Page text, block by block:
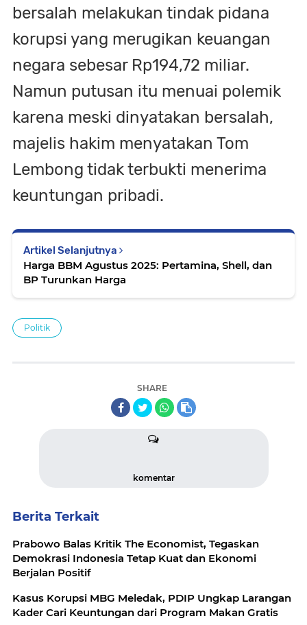
bersalah melakukan tindak pidana
korupsi yang merugikan keuangan
negara sebesar Rp194,72 miliar.
Namun putusan itu menuai polemik
karena meski dinyatakan bersalah,
majelis hakim menyatakan Tom
Lembong tidak terbukti menerima
keuntungan pribadi.
Artikel Selanjutnya
Harga BBM Agustus 2025: Pertamina, Shell, dan
BP Turunkan Harga
Politik
SHARE
komentar
Berita Terkait
Prabowo Balas Kritik The Economist, Tegaskan
Demokrasi Indonesia Tetap Kuat dan Ekonomi
Berjalan Positif
Kasus Korupsi MBG Meledak, PDIP Ungkap Larangan
Kader Cari Keuntungan dari Program Makan Gratis